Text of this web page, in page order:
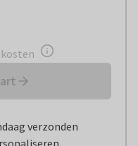
verzonden